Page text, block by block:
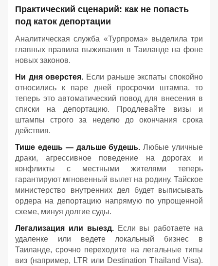
Практический сценарий: как не попасть
под каток депортации
Аналитическая служба «Турпрома» выделила три
главных правила выживания в Таиланде на фоне
новых законов.
Ни дня оверстея. Если раньше экспаты спокойно
относились к паре дней просрочки штампа, то
теперь это автоматический повод для внесения в
списки на депортацию. Продлевайте визы и
штампы строго за неделю до окончания срока
действия.
Тише едешь — дальше будешь. Любые уличные
драки, агрессивное поведение на дорогах и
конфликты с местными жителями теперь
гарантируют мгновенный вылет на родину. Тайское
министерство внутренних дел будет выписывать
ордера на депортацию напрямую по упрощенной
схеме, минуя долгие суды.
Легализация или выезд.Если вы работаете на
удаленке или ведете локальный бизнес в
Таиланде, срочно переходите на легальные типы
виз (например, LTR или Destination Thailand Visa).